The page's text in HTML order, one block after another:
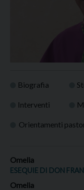
Biografia
Interventi
Orientamenti
Omelia
ESEQUIE DI DON
Omelia